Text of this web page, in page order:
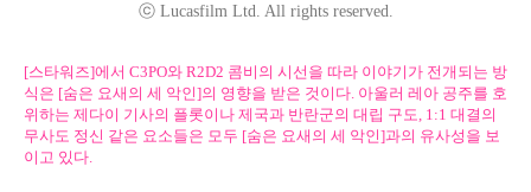
ⓒ Lucasfilm Ltd. All rights reserved.
[스타워즈]에서 C3PO와 R2D2 콤비의 시선을 따라 이야기가 전개되는 방
식은 [숨은 요새의 세 악인]의 영향을 받은 것이다. 아울러 레아 공주를 호
위하는 제다이 기사의 플롯이나 제국과 반란군의 대립 구도, 1:1 대결의
무사도 정신 같은 요소들은 모두 [숨은 요새의 세 악인]과의 유사성을 보
이고 있다.